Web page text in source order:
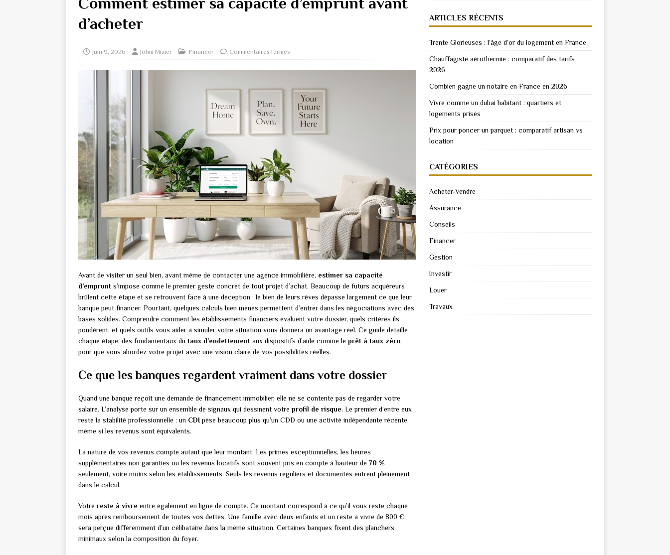
d’acheter
juin 9, 2026 Johm Mizier Financer Commentaires fermés
Avant de visiter un seul bien, avant même de contacter une agence immobilière, estimer sa capacité
d’emprunt s’impose comme le premier geste concret de tout projet d’achat. Beaucoup de futurs acquéreurs
brûlent cette étape et se retrouvent face à une déception : le bien de leurs rêves dépasse largement ce que leur
banque peut financer. Pourtant, quelques calculs bien menés permettent d’entrer dans les négociations avec des
bases solides. Comprendre comment les établissements financiers évaluent votre dossier, quels critères ils
pondèrent, et quels outils vous aider à simuler votre situation vous donnera un avantage réel. Ce guide détaille
chaque étape, des fondamentaux du taux d’endettement aux dispositifs d’aide comme le prêt à taux zéro,
pour que vous abordez votre projet avec une vision claire de vos possibilités réelles.
Ce que les banques regardent vraiment dans votre dossier
Quand une banque reçoit une demande de financement immobilier, elle ne se contente pas de regarder votre
salaire. L’analyse porte sur un ensemble de signaux qui dessinent votre profil de risque. Le premier d’entre eux
reste la stabilité professionnelle : un CDI pèse beaucoup plus qu’un CDD ou une activité indépendante récente,
même si les revenus sont équivalents.
La nature de vos revenus compte autant que leur montant. Les primes exceptionnelles, les heures
supplémentaires non garanties ou les revenus locatifs sont souvent pris en compte à hauteur de 70 %
seulement, voire moins selon les établissements. Seuls les revenus réguliers et documentés entrent pleinement
dans le calcul.
Votre reste à vivre entre également en ligne de compte. Ce montant correspond à ce qu’il vous reste chaque
mois après remboursement de toutes vos dettes. Une famille avec deux enfants et un reste à vivre de 800 €
sera perçue différemment d’un célibataire dans la même situation. Certaines banques fixent des planchers
minimaux selon la composition du foyer.
ARTICLES RÉCENTS
Trente Glorieuses : l’âge d’or du logement en France
Chauffagiste aérothermie : comparatif des tarifs
2026
Combien gagne un notaire en France en 2026
Vivre comme un dubai habitant : quartiers et
logements prisés
Prix pour poncer un parquet : comparatif artisan vs
location
CATÉGORIES
Acheter-Vendre
Assurance
Conseils
Financer
Gestion
Investir
Louer
Travaux